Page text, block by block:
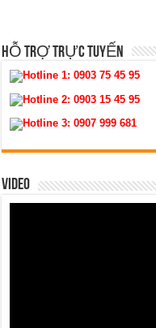
HỖ TRỢ TRỰC TUYẾN
Hotline 1:0903 75 45 95
Hotline 2:0903 15 45 95
Hotline 3:0907 999 681
VIDEO